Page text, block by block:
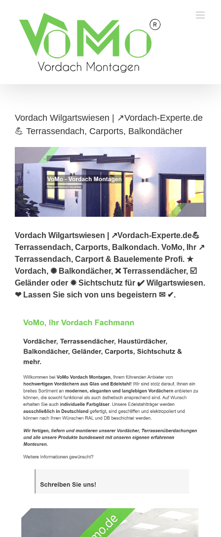
content
Vordach Wilgartswiesen | ↗️Vordach-Experte.de
💪 Terrassendach, Carports, Balkondächer
Vordach Wilgartswiesen | ↗️Vordach-Experte.de💪
Terrassendach, Carports, Balkondach. VoMo, Ihr ↗️
Terrassendach, Carport & Bauelemente Profi. ★
Vordach, ✺ Balkondächer, ❌ Terrassendächer, ☑️
Geländer oder ✹ Sichtschutz für ✔️ Wilgartswiesen.
❤ Lassen Sie sich von uns begeistern ✉ ✔.